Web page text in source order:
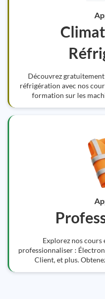
Découvrez
réfrigération avec nos
formation sur les
Explorez nos
professionnaliser :
Client, et plus.